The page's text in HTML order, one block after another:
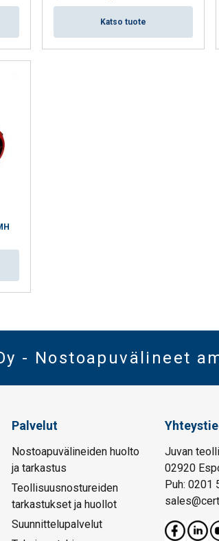
Katso tuote
- Nostoapuvälineet
Palvelut
Nostoapuvälineiden huolto
ja tarkastus
Teollisuusnostureiden
tarkastukset ja huollot
Suunnittelupalvelut
Juvan
02920
Puh: 0201